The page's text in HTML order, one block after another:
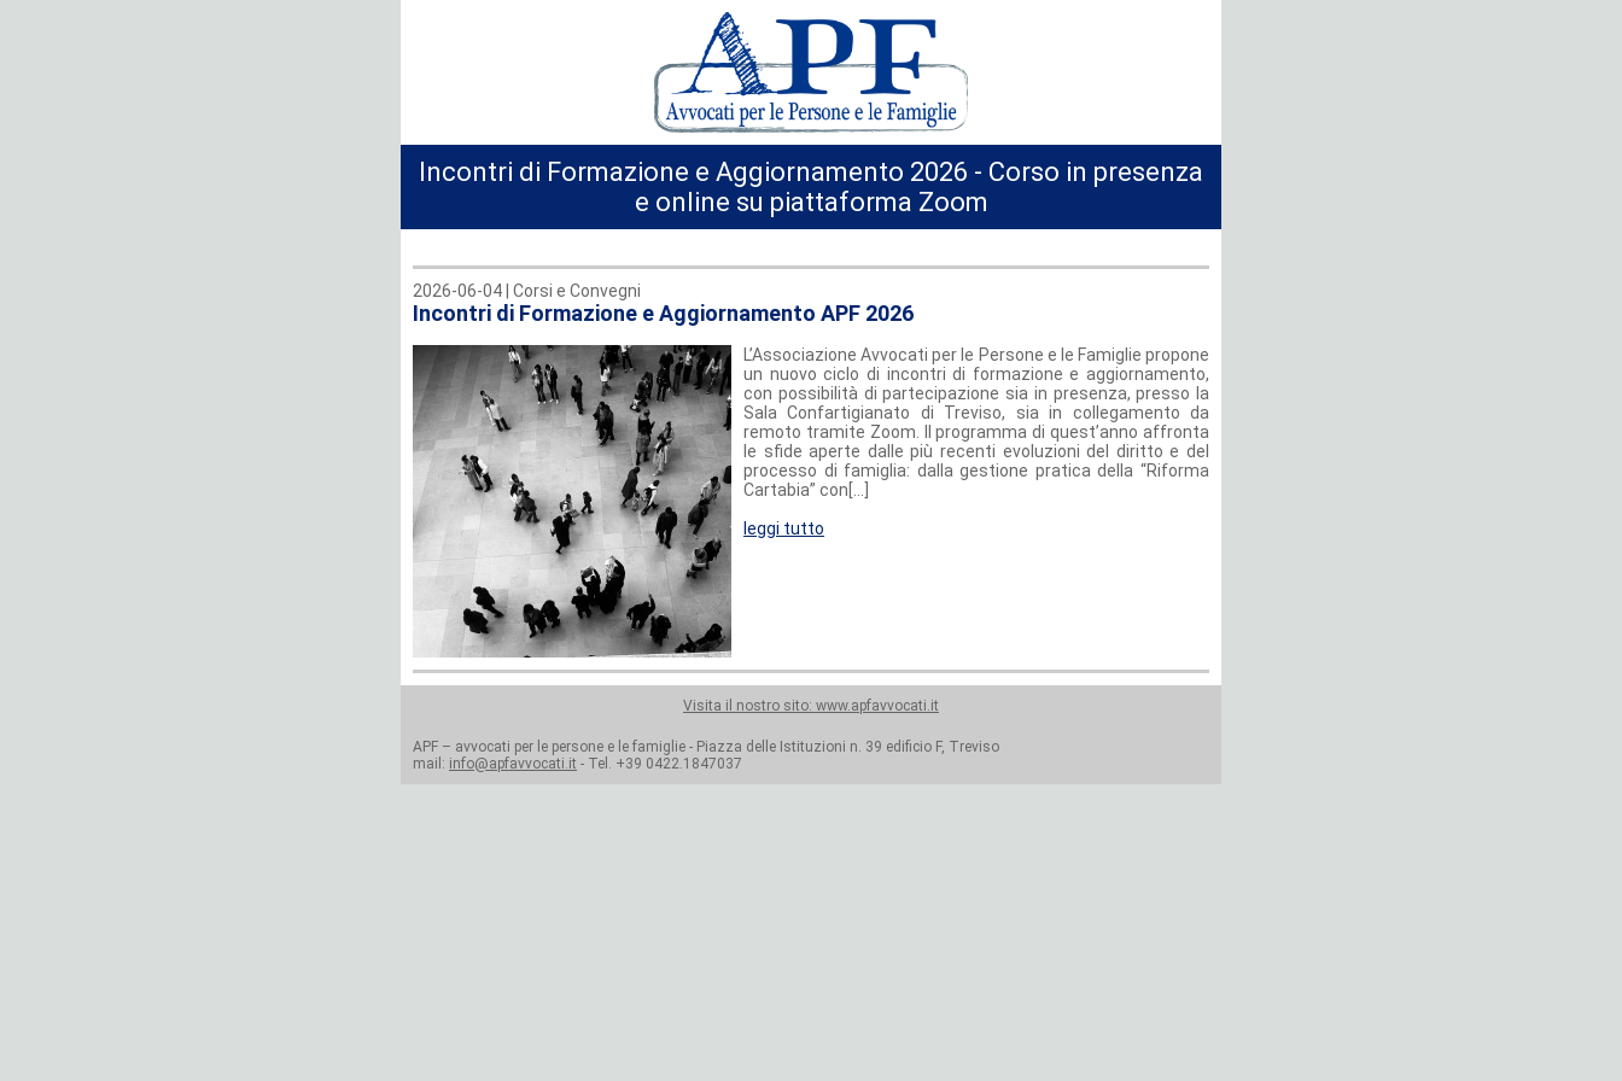
Incontri di Formazione e Aggiornamento 2026 - Corso in presenza
e online su piattaforma Zoom
2026-06-04 | Corsi e Convegni
Incontri di Formazione e Aggiornamento APF 2026
L’Associazione Avvocati per le Persone e le Famiglie propone
un nuovo ciclo di incontri di formazione e aggiornamento,
con possibilità di partecipazione sia in presenza, presso la
Sala Confartigianato di Treviso, sia in collegamento da
remoto tramite Zoom. Il programma di quest’anno affronta
le sfide aperte dalle più recenti evoluzioni del diritto e del
processo di famiglia: dalla gestione pratica della “Riforma
Cartabia” con[...]
leggi tutto
Visita il nostro sito: www.apfavvocati.it
APF – avvocati per le persone e le famiglie - Piazza delle Istituzioni n. 39 edificio F, Treviso
mail: info@apfavvocati.it - Tel. +39 0422.1847037